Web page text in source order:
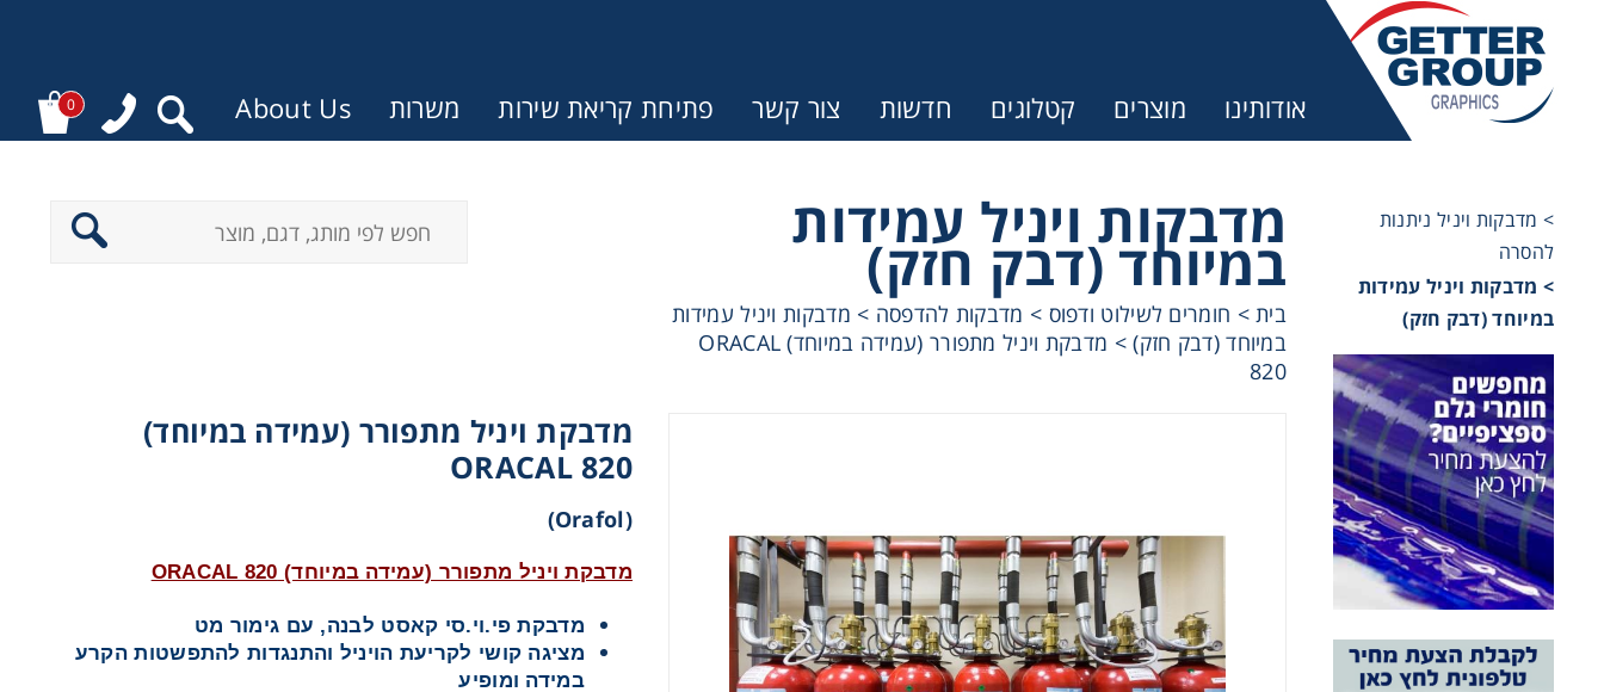
אודותינו מוצרים קטלוגים חדשות צור קשר פתיחת קריאת שירות משרות About Us
0
> מדבקות ויניל ניתנות
להסרה
> מדבקות ויניל עמידות
במיוחד (דבק חזק)
מדבקות ויניל עמידות
במיוחד (דבק חזק)
בית> חומרים לשילוט ודפוס > מדבקות להדפסה > מדבקות ויניל עמידות
במיוחד (דבק חזק)>
מדבקת ויניל מתפורר (עמידה במיוחד) ORACAL
820
מדבקת ויניל מתפורר (עמידה במיוחד)
ORACAL 820
(Orafol)
מדבקת ויניל מתפורר (עמידה במיוחד) ORACAL 820
מדבקת פי.וי.סי קאסט לבנה, עם גימור מט
מציגה קושי לקריעת הויניל והתנגדות להתפשטות הקרע
במידה ומופיע